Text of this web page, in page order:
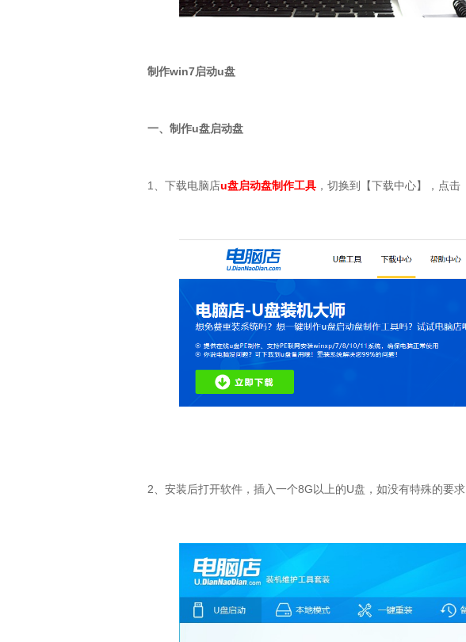
制作win7启动u盘
一、制作u盘启动盘
1 、下载电脑店u盘启动盘制作工具 ，切换到【下载中心】，点击
2 、安装后打开软件，插入一个8G以上的U盘，如没有特殊的要